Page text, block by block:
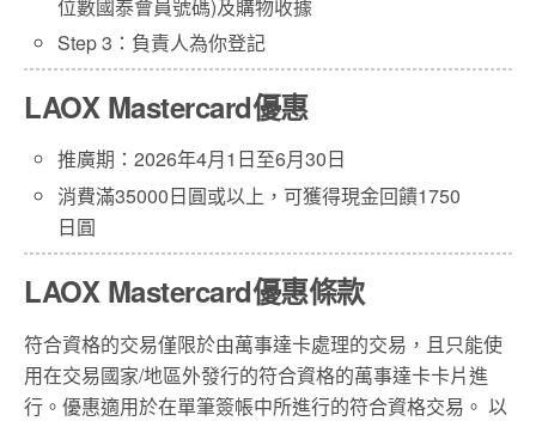
位數國泰會員號碼)及購物收據
Step 3：負責人為你登記
LAOX Mastercard優惠
推廣期：2026年4月1日至6月30日
消費滿35000日圓或以上，可獲得現金回饋1750
日圓
LAOX Mastercard優惠條款
符合資格的交易僅限於由萬事達卡處理的交易，且只能使
用在交易國家/地區外發行的符合資格的萬事達卡卡片進
行。優惠適用於在單筆簽帳中所進行的符合資格交易。 以